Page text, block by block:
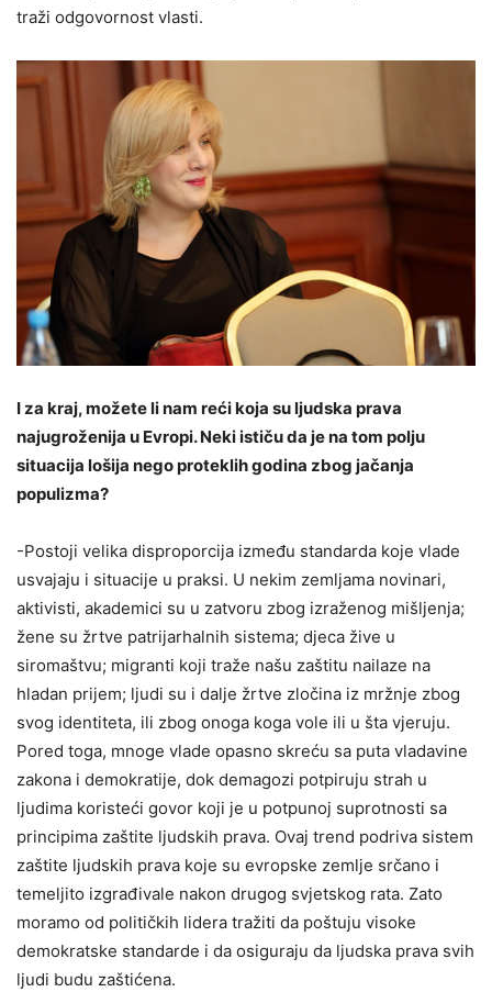
traži odgovornost vlasti.
I za kraj, možete li nam reći koja su ljudska prava
najugroženija u Evropi. Neki ističu da je na tom polju
situacija lošija nego proteklih godina zbog jačanja
populizma?
-Postoji velika disproporcija između standarda koje vlade
usvajaju i situacije u praksi. U nekim zemljama novinari,
aktivisti, akademici su u zatvoru zbog izraženog mišljenja;
žene su žrtve patrijarhalnih sistema; djeca žive u
siromaštvu; migranti koji traže našu zaštitu nailaze na
hladan prijem; ljudi su i dalje žrtve zločina iz mržnje zbog
svog identiteta, ili zbog onoga koga vole ili u šta vjeruju.
Pored toga, mnoge vlade opasno skreću sa puta vladavine
zakona i demokratije, dok demagozi potpiruju strah u
ljudima koristeći govor koji je u potpunoj suprotnosti sa
principima zaštite ljudskih prava. Ovaj trend podriva sistem
zaštite ljudskih prava koje su evropske zemlje srčano i
temeljito izgrađivale nakon drugog svjetskog rata. Zato
moramo od političkih lidera tražiti da poštuju visoke
demokratske standarde i da osiguraju da ljudska prava svih
ljudi budu zaštićena.